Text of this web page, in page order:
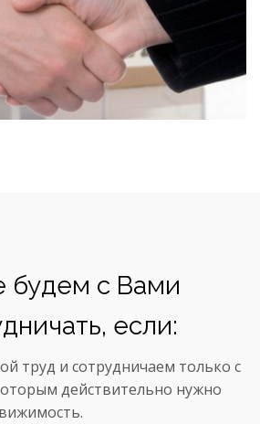
будем с Вами
если:
труд и сотрудничаем только с
действительно нужно